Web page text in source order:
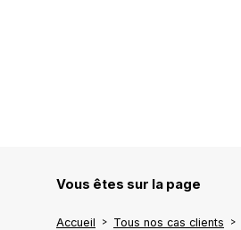
Vous êtes sur la page
Accueil Tous nos cas clients